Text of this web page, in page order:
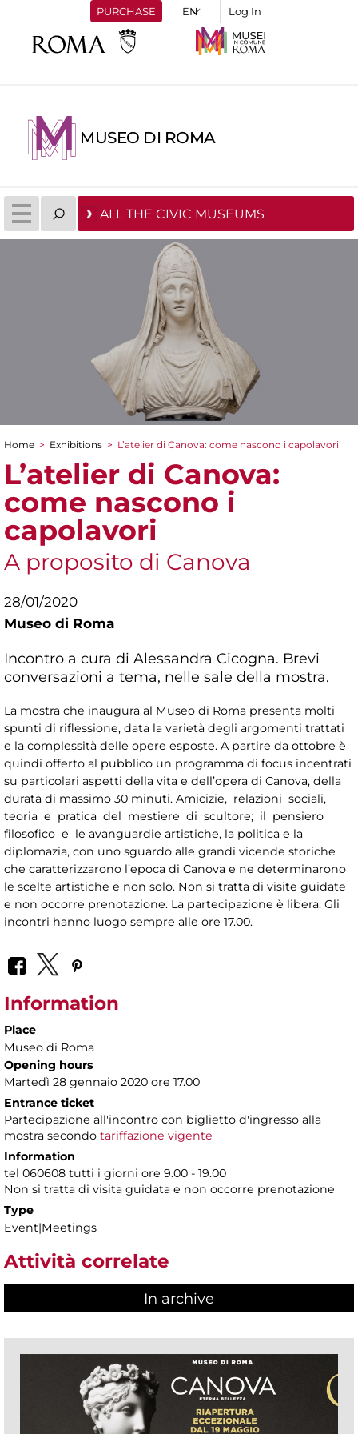
PURCHASE Log In
MUSEO DI ROMA
ALL THE CIVIC MUSEUMS
You are here
Home > Exhibitions > L’atelier di Canova: come nascono i capolavori
L’atelier di Canova:
come nascono i
capolavori
A proposito di Canova
28/01/2020
Museo di Roma
Incontro a cura di Alessandra Cicogna. Brevi
conversazioni a tema, nelle sale della mostra.
La mostra che inaugura al Museo di Roma presenta molti
spunti di riflessione, data la varietà degli argomenti trattati
e la complessità delle opere esposte. A partire da ottobre è
quindi offerto al pubblico un programma di focus incentrati
su particolari aspetti della vita e dell’opera di Canova, della
durata di massimo 30 minuti. Amicizie, relazioni sociali,
teoria e pratica del mestiere di scultore; il pensiero
filosofico e le avanguardie artistiche, la politica e la
diplomazia, con uno sguardo alle grandi vicende storiche
che caratterizzarono l’epoca di Canova e ne determinarono
le scelte artistiche e non solo. Non si tratta di visite guidate
e non occorre prenotazione. La partecipazione è libera. Gli
incontri hanno luogo sempre alle ore 17.00.
Information
Place
Museo di Roma
Opening hours
Martedì 28 gennaio 2020 ore 17.00
Entrance ticket
Partecipazione all'incontro con biglietto d'ingresso alla
mostra secondo tariffazione vigente
Information
tel 060608 tutti i giorni ore 9.00 - 19.00
Non si tratta di visita guidata e non occorre prenotazione
Type
Event|Meetings
Attività correlate
In archive